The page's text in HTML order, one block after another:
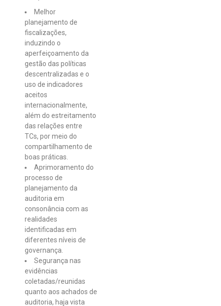
Melhor
planejamento de
fiscalizações,
induzindo o
aperfeiçoamento da
gestão das políticas
descentralizadas e o
uso de indicadores
aceitos
internacionalmente,
além do estreitamento
das relações entre
TCs, por meio do
compartilhamento de
boas práticas.
Aprimoramento do
processo de
planejamento da
auditoria em
consonância com as
realidades
identificadas em
diferentes níveis de
governança.
Segurança nas
evidências
coletadas/reunidas
quanto aos achados de
auditoria, haja vista